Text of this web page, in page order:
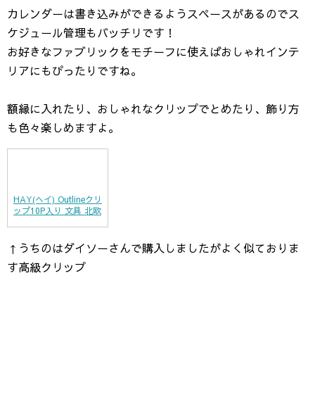
カレンダーは書き込みができるようスペースがあるのでス
ケジュール管理もバッチリです！
お好きなファブリックをモチーフに使えばおしゃれインテ
リアにもぴったりですね。
額縁に入れたり、おしゃれなクリップでとめたり、飾り方
も色々楽しめますよ。
HAY(ヘイ) Outlineクリ
ップ10P入り 文具 北欧
↑うちのはダイソーさんで購入しましたがよく似ておりま
す高級クリップ